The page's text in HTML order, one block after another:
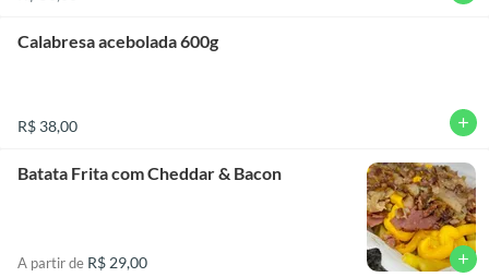
Calabresa acebolada 600g
R$ 38,00 add
Batata Frita com Cheddar & Bacon
A partir de R$ 29,00 add